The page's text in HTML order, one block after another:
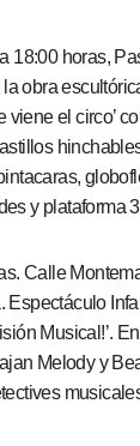
18:00 horas,
obra
viene el circo’
y plataforma
Calle
Espectáculo
Musical!’.
Melody y